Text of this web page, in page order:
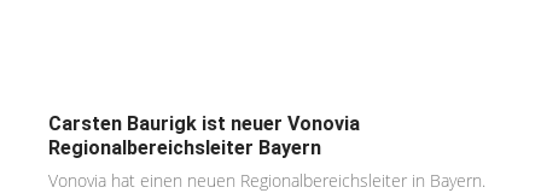
Carsten Baurigk ist neuer Vonovia
Regionalbereichsleiter Bayern
Vonovia hat einen neuen Regionalbereichsleiter in Bayern.